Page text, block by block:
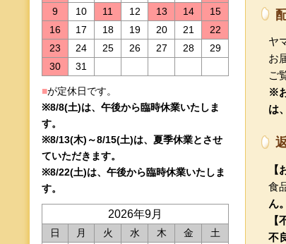
9
10 11 12 13 14
15
16
17 18 19 20 21
22
23
24 25 26 27 28
29
30
31
■が定休日です。
※8/8(土)は、午後から臨時休業いたしま
す。
※8/13(木)～8/15(土)は、夏季休業とさせ
ていただきます。
※8/22(土)は、午後から臨時休業いたしま
す。
2026年9月
日 月 火 水 木 金
土
ヤ
お
ご
※
は
【
食
ん。
【
不